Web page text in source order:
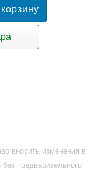
вносить изменения в
предварительного